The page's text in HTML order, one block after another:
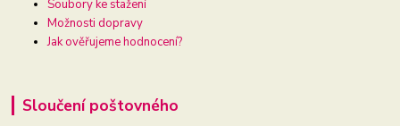
Soubory ke stažení
Možnosti dopravy
Jak ověřujeme hodnocení?
Sloučení poštovného